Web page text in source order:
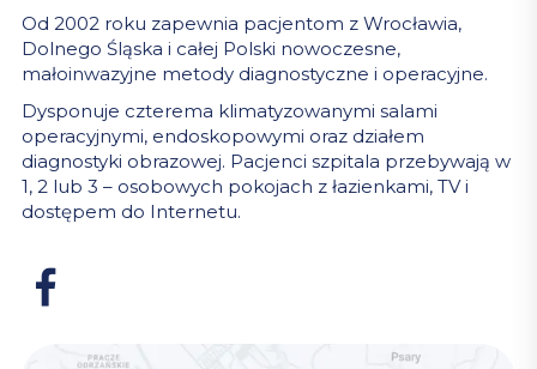
Od 2002 roku zapewnia pacjentom z Wrocławia,
Dolnego Śląska i całej Polski nowoczesne,
małoinwazyjne metody diagnostyczne i operacyjne.
Dysponuje czterema klimatyzowanymi salami
operacyjnymi, endoskopowymi oraz działem
diagnostyki obrazowej. Pacjenci szpitala przebywają w
1, 2 lub 3 – osobowych pokojach z łazienkami, TV i
dostępem do Internetu.